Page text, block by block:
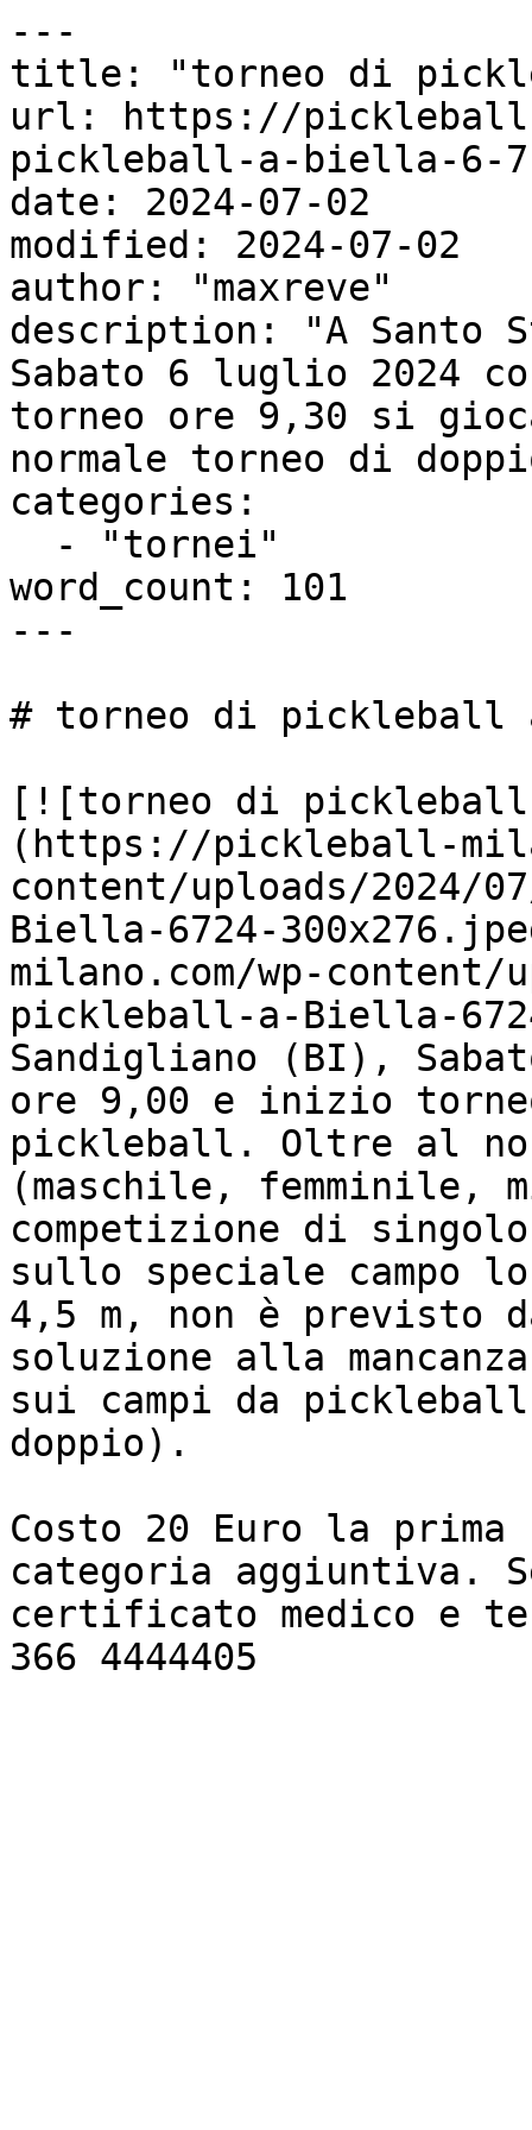
---
title: "torneo di
url: https://pickleball-
pickleball-a-biella-6-
date: 2024-07-02
modified: 2024-07-02
author: "maxreve"
description: "A Santo
Sabato 6 luglio 2024
torneo ore 9,30 si
normale torneo di
categories:
word_count: 101
---
# torneo di pickleball
[![torneo di
(https://pickleball-
content/uploads/2024/
Biella-6724-
milano.com/wp-
pickleball-a-Biella-
Sandigliano (BI),
ore 9,00 e inizio
pickleball. Oltre al
(maschile, femminile,
competizione di
sullo speciale campo
4,5 m, non è previsto
soluzione alla
sui campi da
doppio).
Costo 20 Euro la
categoria aggiuntiva.
certificato medico e
366 4444405